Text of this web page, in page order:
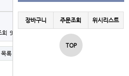
장바구니 주문조회 위시리스트
TOP
회 967회
목록